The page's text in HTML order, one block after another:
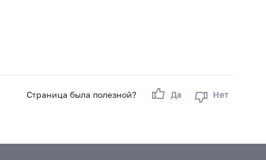
Страница была полезной? Да Нет